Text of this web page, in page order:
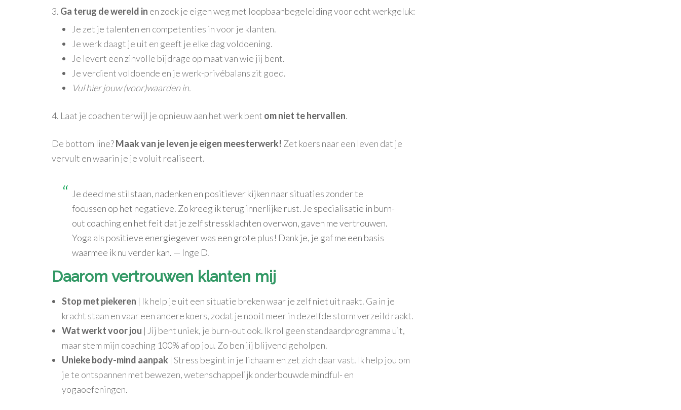
3. Ga terug de wereld in en zoek je eigen weg met loopbaanbegeleiding voor echt werkgeluk:
Je zet je talenten en competenties in voor je klanten.
Je werk daagt je uit en geeft je elke dag voldoening.
Je levert een zinvolle bijdrage op maat van wie jij bent.
Je verdient voldoende en je werk-privébalans zit goed.
Vul hier jouw (voor)waarden in.
4. Laat je coachen terwijl je opnieuw aan het werk bent om niet te hervallen.
De bottom line?Maak van je leven je eigen meesterwerk! Zet koers naar een leven dat je
vervult en waarin je je voluit realiseert.
Je deed me stilstaan, nadenken en positiever kijken naar situaties zonder te
focussen op het negatieve. Zo kreeg ik terug innerlijke rust. Je specialisatie in burn-
out coaching en het feit dat je zelf stressklachten overwon, gaven me vertrouwen.
Yoga als positieve energiegever was een grote plus! Dank je, je gaf me een basis
waarmee ik nu verder kan. — Inge D.
Daarom vertrouwen klanten mij
Stop met piekeren | Ik help je uit een situatie breken waar je zelf niet uit raakt. Ga in je
kracht staan en vaar een andere koers, zodat je nooit meer in dezelfde storm verzeild raakt.
Wat werkt voor jou | Jij bent uniek, je burn-out ook. Ik rol geen standaardprogramma uit,
maar stem mijn coaching 100% af op jou. Zo ben jij blijvend geholpen.
Unieke body-mind aanpak | Stress begint in je lichaam en zet zich daar vast. Ik help jou om
je te ontspannen met bewezen, wetenschappelijk onderbouwde mindful- en
yogaoefeningen.